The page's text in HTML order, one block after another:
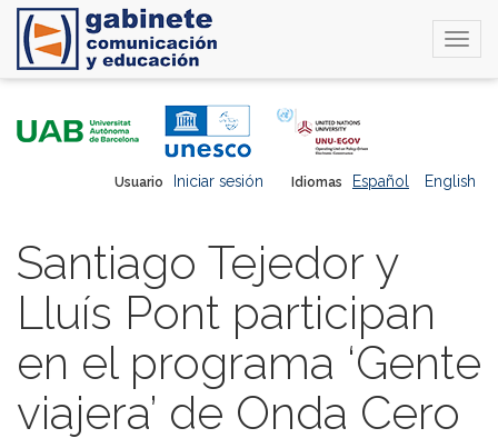
Idiomas Español English
Usuario Iniciar sesión
Santiago Tejedor y
Lluís Pont participan
en el programa ‘Gente
viajera’ de Onda Cero